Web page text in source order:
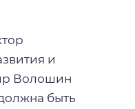
и
Волошин
быть